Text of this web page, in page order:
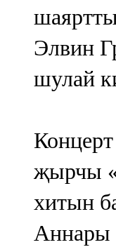
Элвин
шулай
җырчы
хитын
Аннары